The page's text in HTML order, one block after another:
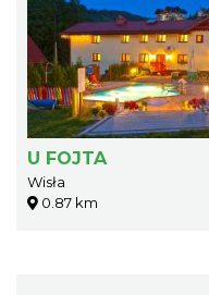
U FOJTA
Wisła
0.87 km